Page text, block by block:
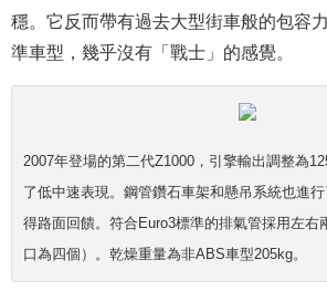
穩。它反而帶有過去大型街車般的包容
準車型，幾乎沒有「戰士」的感覺。
2007年登場的第二代Z1000，引擎輸出調整為
了低中速表現。鋼管鑽石車架和懸吊系統也進
得路面回饋。符合Euro3標準的排氣管採用左右
口為四個）。乾燥重量為非ABS車型205kg。